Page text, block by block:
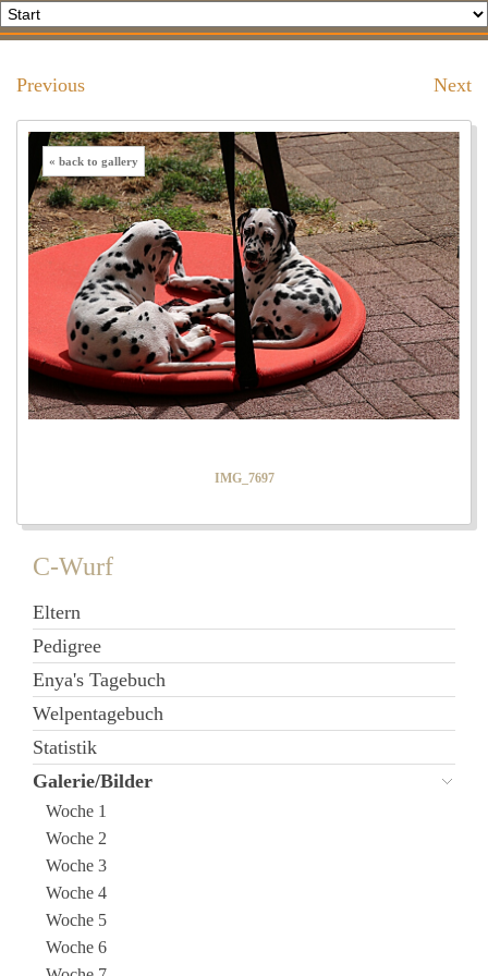
Previous Next
« back to gallery
IMG_7697
C-Wurf
Eltern
Pedigree
Enya's Tagebuch
Welpentagebuch
Statistik
Galerie/Bilder
Woche 1
Woche 2
Woche 3
Woche 4
Woche 5
Woche 6